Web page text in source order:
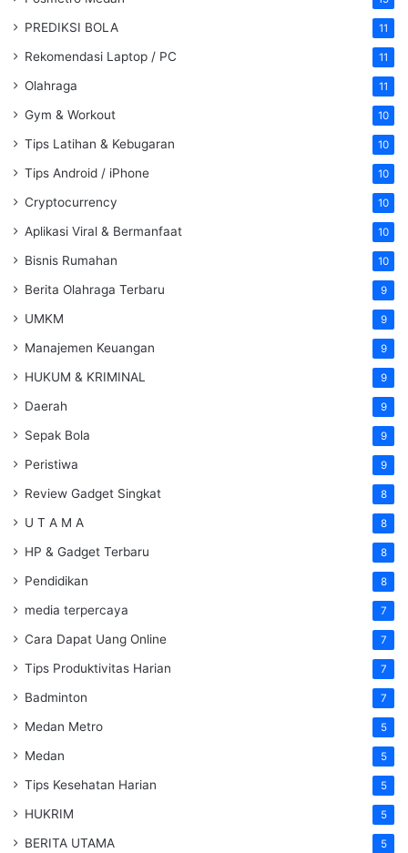
PREDIKSI BOLA 11
Rekomendasi Laptop / PC 11
Olahraga 11
Gym & Workout 10
Tips Latihan & Kebugaran 10
Tips Android / iPhone 10
Cryptocurrency 10
Aplikasi Viral & Bermanfaat 10
Bisnis Rumahan 10
Berita Olahraga Terbaru 9
UMKM 9
Manajemen Keuangan 9
HUKUM & KRIMINAL 9
Daerah 9
Sepak Bola 9
Peristiwa 9
Review Gadget Singkat 8
U T A M A 8
HP & Gadget Terbaru 8
Pendidikan 8
media terpercaya 7
Cara Dapat Uang Online 7
Tips Produktivitas Harian 7
Badminton 7
Medan Metro 5
Medan 5
Tips Kesehatan Harian 5
HUKRIM 5
BERITA UTAMA 5